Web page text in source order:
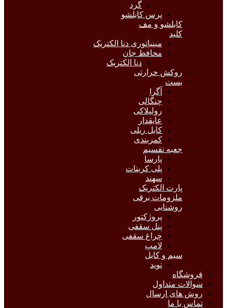
گرد
پرس کابلشو
کابلشو و مف
کلید
مینیاتوری دنا الکتریک
محافظ جان
دنا الکتریک
روکش حرارتی
بست
آگرا
چنگالی
رولپلاکی
عایقدار
کابل ریلی
کمربندی
جعبه تقسیم
پارسا
پلی کربنات
سهند
پارت الکتریک
ملزومات برقی
روشنایی
پروژکتور
پنل سقفی
چراغ سقفی
لامپ
سیم و کابل
نوید
فروشگاه
سوالات متداول
روش های ارسال
تماس با ما